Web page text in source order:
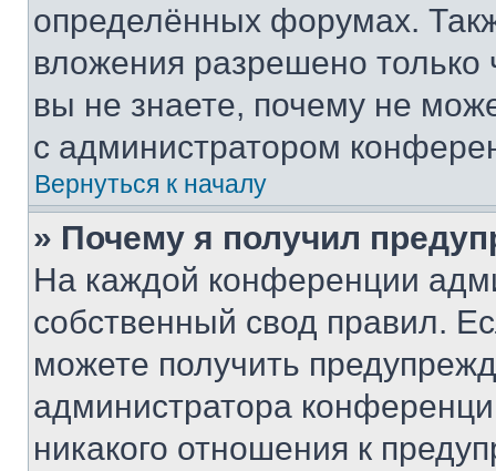
определённых форумах.
вложения разрешено
вы не знаете, почему не
с администратором
Вернуться к началу
» Почему я получил
На каждой конференции
собственный свод правил.
можете получить
администратора
никакого отношения к